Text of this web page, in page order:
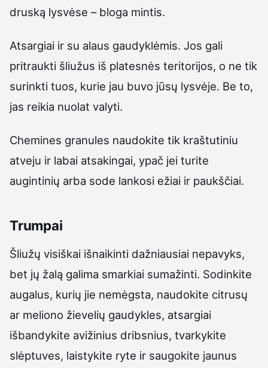
druską lysvėse – bloga mintis.
Atsargiai ir su alaus gaudyklėmis. Jos gali
pritraukti šliužus iš platesnės teritorijos, o ne tik
surinkti tuos, kurie jau buvo jūsų lysvėje. Be to,
jas reikia nuolat valyti.
Chemines granules naudokite tik kraštutiniu
atveju ir labai atsakingai, ypač jei turite
augintinių arba sode lankosi ežiai ir paukščiai.
Trumpai
Šliužų visiškai išnaikinti dažniausiai nepavyks,
bet jų žalą galima smarkiai sumažinti. Sodinkite
augalus, kurių jie nemėgsta, naudokite citrusų
ar meliono žievelių gaudykles, atsargiai
išbandykite avižinius dribsnius, tvarkykite
slėptuves, laistykite ryte ir saugokite jaunus